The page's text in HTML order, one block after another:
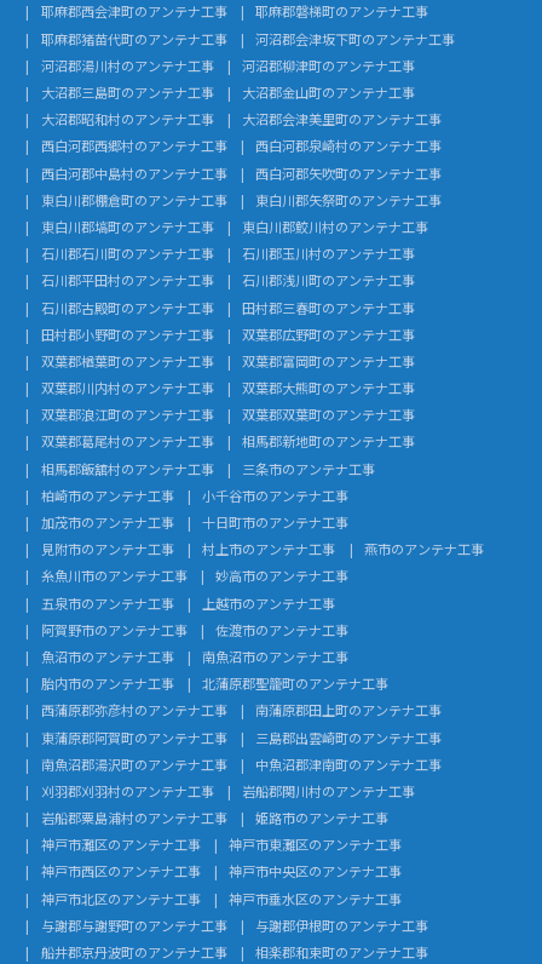
耶麻郡西会津町のアンテナ工事
耶麻郡磐梯町のアンテナ工事
耶麻郡猪苗代町のアンテナ工事
河沼郡会津坂下町のアンテナ工事
河沼郡湯川村のアンテナ工事
河沼郡柳津町のアンテナ工事
大沼郡三島町のアンテナ工事
大沼郡金山町のアンテナ工事
大沼郡昭和村のアンテナ工事
大沼郡会津美里町のアンテナ工事
西白河郡西郷村のアンテナ工事
西白河郡泉崎村のアンテナ工事
西白河郡中島村のアンテナ工事
西白河郡矢吹町のアンテナ工事
東白川郡棚倉町のアンテナ工事
東白川郡矢祭町のアンテナ工事
東白川郡塙町のアンテナ工事
東白川郡鮫川村のアンテナ工事
石川郡石川町のアンテナ工事
石川郡玉川村のアンテナ工事
石川郡平田村のアンテナ工事
石川郡浅川町のアンテナ工事
石川郡古殿町のアンテナ工事
田村郡三春町のアンテナ工事
田村郡小野町のアンテナ工事
双葉郡広野町のアンテナ工事
双葉郡楢葉町のアンテナ工事
双葉郡富岡町のアンテナ工事
双葉郡川内村のアンテナ工事
双葉郡大熊町のアンテナ工事
双葉郡浪江町のアンテナ工事
双葉郡双葉町のアンテナ工事
双葉郡葛尾村のアンテナ工事
相馬郡新地町のアンテナ工事
相馬郡飯舘村のアンテナ工事
三条市のアンテナ工事
柏崎市のアンテナ工事
小千谷市のアンテナ工事
加茂市のアンテナ工事
十日町市のアンテナ工事
見附市のアンテナ工事
村上市のアンテナ工事
燕市のアンテナ工事
糸魚川市のアンテナ工事
妙高市のアンテナ工事
五泉市のアンテナ工事
上越市のアンテナ工事
阿賀野市のアンテナ工事
佐渡市のアンテナ工事
魚沼市のアンテナ工事
南魚沼市のアンテナ工事
胎内市のアンテナ工事
北蒲原郡聖籠町のアンテナ工事
西蒲原郡弥彦村のアンテナ工事
南蒲原郡田上町のアンテナ工事
東蒲原郡阿賀町のアンテナ工事
三島郡出雲崎町のアンテナ工事
南魚沼郡湯沢町のアンテナ工事
中魚沼郡津南町のアンテナ工事
刈羽郡刈羽村のアンテナ工事
岩船郡関川村のアンテナ工事
岩船郡粟島浦村のアンテナ工事
姫路市のアンテナ工事
神戸市灘区のアンテナ工事
神戸市東灘区のアンテナ工事
神戸市西区のアンテナ工事
神戸市中央区のアンテナ工事
神戸市北区のアンテナ工事
神戸市垂水区のアンテナ工事
与謝郡与謝野町のアンテナ工事
与謝郡伊根町のアンテナ工事
船井郡京丹波町のアンテナ工事
相楽郡和束町のアンテナ工事